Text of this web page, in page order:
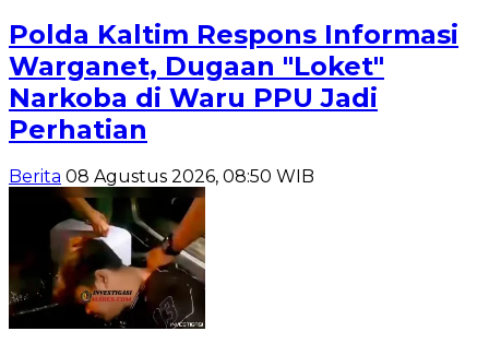
Polda Kaltim Respons Informasi
Warganet, Dugaan "Loket"
Narkoba di Waru PPU Jadi
Perhatian
Berita 08 Agustus 2026, 08:50 WIB